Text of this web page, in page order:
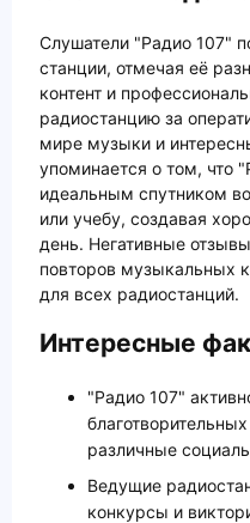
Слушатели "Радио 107"
станции, отмечая её
контент и
радиостанцию за
мире музыки и
упоминается о том, что
идеальным спутником
или учебу, создавая
день. Негативные
повторов музыкальных
для всех радиостанций.
Интересные
"Радио 107"
различные
Ведущие
конкурсы и